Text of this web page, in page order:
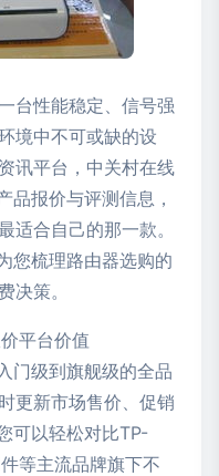
台性能稳定、信号强
境中不可或缺的设
讯平台，中关村在线
品报价与评测信息，
适合自己的那一款。
您梳理路由器选购的
决策。
平台价值
门级到旗舰级的全品
更新市场售价、促销
可以轻松对比TP-
等主流品牌旗下不